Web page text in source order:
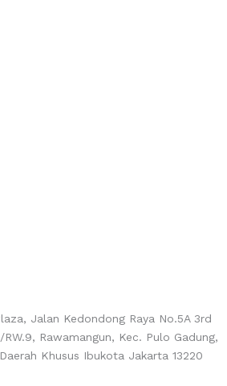
Jalan Kedondong Raya No.5A 3rd
RW.9, Rawamangun, Kec. Pulo Gadung,
Khusus Ibukota Jakarta 13220